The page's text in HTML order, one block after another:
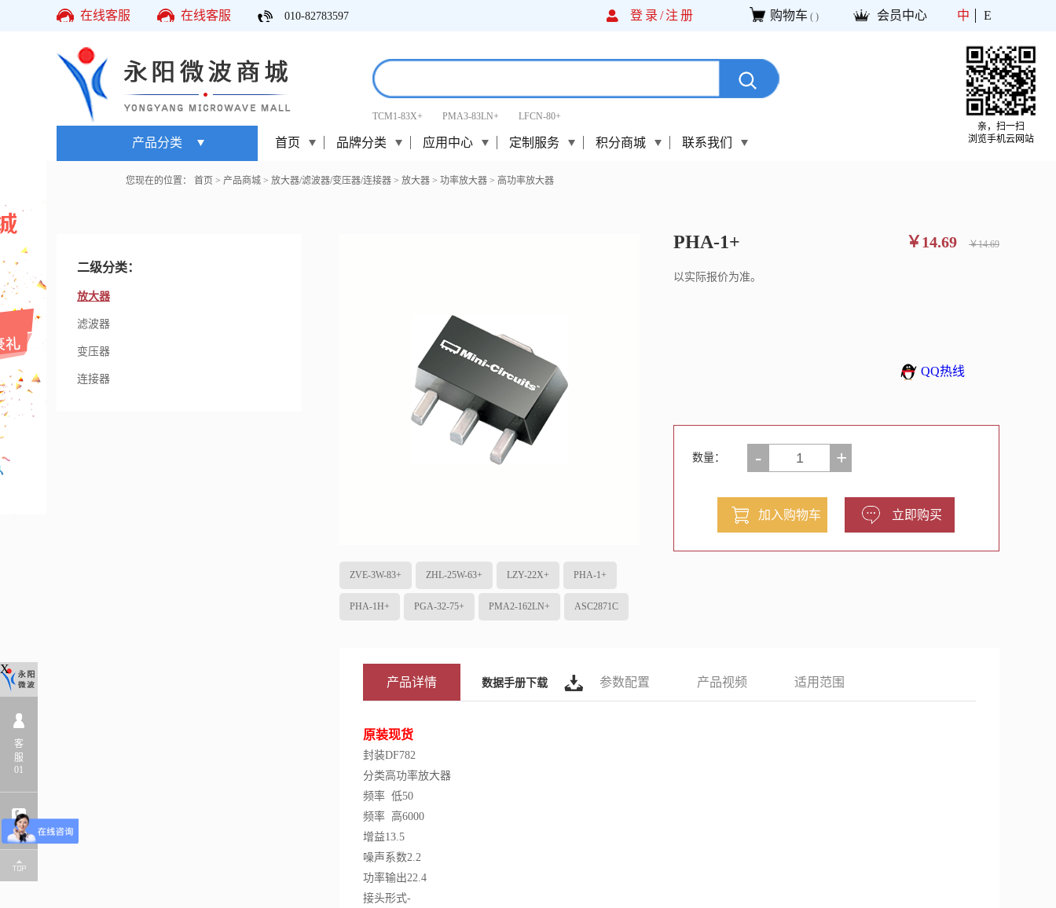
在线客服 在线客服 010-82783597 登录/注册 购物车 ( ) 会员中心 中 E
TCM1-83X+ PMA3-83LN+ LFCN-80+
产品分类 首页 品牌分类 应用中心 定制服务 积分商城 联系我们
您现在的位置： 首页 > 产品商城 > 放大器/滤波器/变压器/连接器 > 放大器 > 功率放大器 > 高功率放大器
二级分类：
放大器
滤波器
变压器
连接器
ZVE-3W-83+ ZHL-25W-63+ LZY-22X+ PHA-1+
PHA-1H+ PGA-32-75+ PMA2-162LN+ ASC2871C
PHA-1+
以实际报价为准。
QQ热线
￥14.69 ￥14.69
数量： - +
产品详情 数据手册下载 参数配置 产品视频 适用范围
原装现货
封装DF782
分类高功率放大器
频率 低50
频率 高6000
增益13.5
噪声系数2.2
功率输出22.4
接头形式-
X
客
服
01
亲，扫一扫
浏览手机云网站